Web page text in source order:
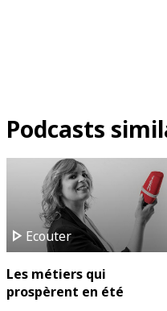
Podcasts
play_arrow Ecouter
Les métiers qui
prospèrent en été